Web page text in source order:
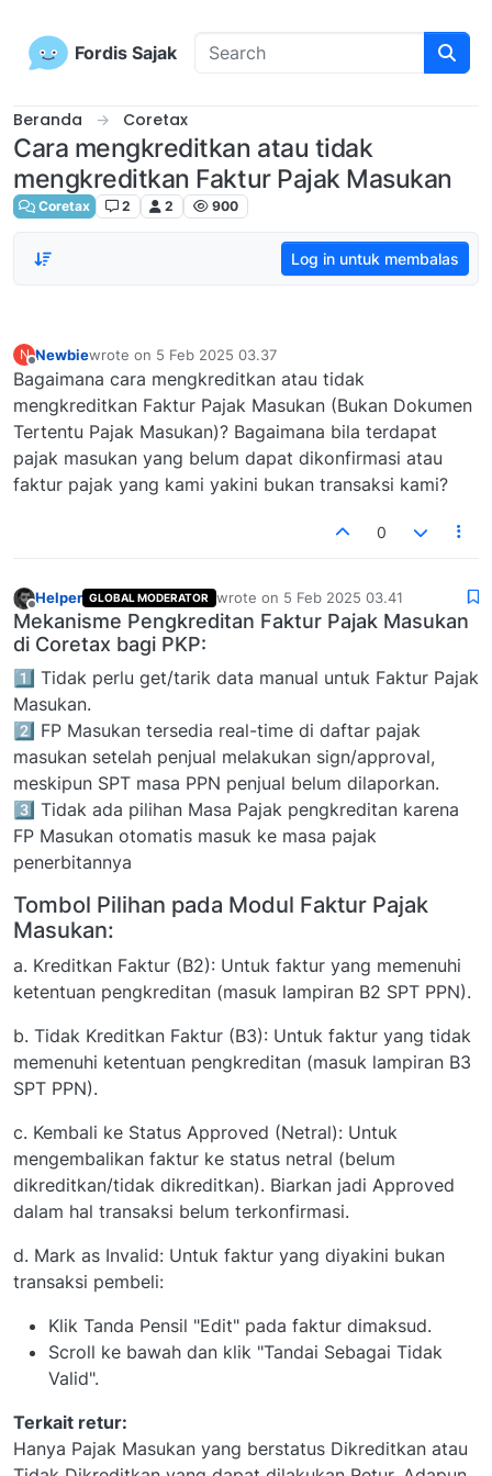
Fordis Sajak
Beranda Coretax
Cara mengkreditkan atau tidak
mengkreditkan Faktur Pajak Masukan
Coretax 2 2 900
Log in untuk membalas
N
Offline
Newbiewrote on 5 Feb 2025 03.37
last edited by
Bagaimana cara mengkreditkan atau tidak
mengkreditkan Faktur Pajak Masukan (Bukan Dokumen
Tertentu Pajak Masukan)? Bagaimana bila terdapat
pajak masukan yang belum dapat dikonfirmasi atau
faktur pajak yang kami yakini bukan transaksi kami?
0
Offline
Helper GLOBAL MODERATOR wrote on 5 Feb 2025 03.41
last edited by
Mekanisme Pengkreditan Faktur Pajak Masukan
di Coretax bagi PKP:
1️⃣ Tidak perlu get/tarik data manual untuk Faktur Pajak
Masukan.
2️⃣ FP Masukan tersedia real-time di daftar pajak
masukan setelah penjual melakukan sign/approval,
meskipun SPT masa PPN penjual belum dilaporkan.
3️⃣ Tidak ada pilihan Masa Pajak pengkreditan karena
FP Masukan otomatis masuk ke masa pajak
penerbitannya
Tombol Pilihan pada Modul Faktur Pajak
Masukan:
a. Kreditkan Faktur (B2): Untuk faktur yang memenuhi
ketentuan pengkreditan (masuk lampiran B2 SPT PPN).
b. Tidak Kreditkan Faktur (B3): Untuk faktur yang tidak
memenuhi ketentuan pengkreditan (masuk lampiran B3
SPT PPN).
c. Kembali ke Status Approved (Netral): Untuk
mengembalikan faktur ke status netral (belum
dikreditkan/tidak dikreditkan). Biarkan jadi Approved
dalam hal transaksi belum terkonfirmasi.
d. Mark as Invalid: Untuk faktur yang diyakini bukan
transaksi pembeli:
Klik Tanda Pensil "Edit" pada faktur dimaksud.
Scroll ke bawah dan klik "Tandai Sebagai Tidak
Valid".
Terkait retur:
Hanya Pajak Masukan yang berstatus Dikreditkan atau